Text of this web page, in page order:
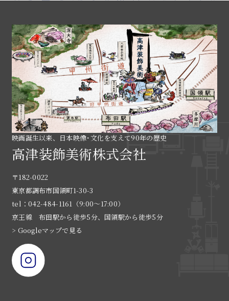
映画誕生以来、日本映像･文化を支えて90年の歴史
高津装飾美術株式会社
〒182-0022
東京都調布市国領町1-30-3
tel：042-484-1161（9:00〜17:00）
京王線 布田駅から徒歩5分、国領駅から徒歩5分
> Googleマップで見る